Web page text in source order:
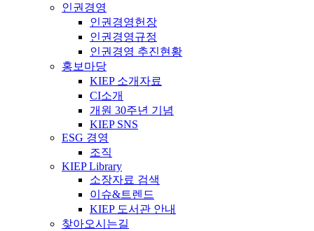
인권경영
인권경영헌장
인권경영규정
인권경영 추진현황
홍보마당
KIEP 소개자료
CI소개
개원 30주년 기념
KIEP SNS
ESG 경영
조직
KIEP Library
소장자료 검색
이슈&트렌드
KIEP 도서관 안내
찾아오시는길